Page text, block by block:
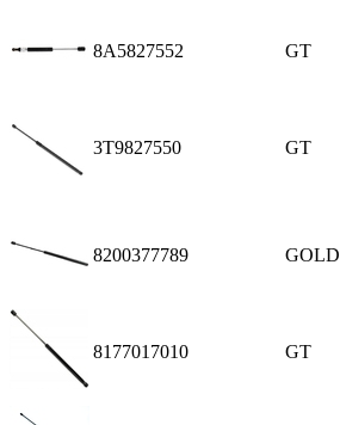
8A5827552 GT
3T9827550 GT
8200377789 GOLD
8177017010 GT